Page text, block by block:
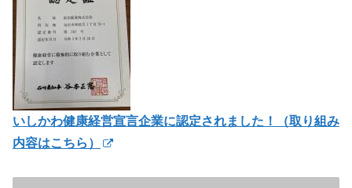
いしかわ健康経営宣言企業に認定されました！（取り組み
内容はこちら）